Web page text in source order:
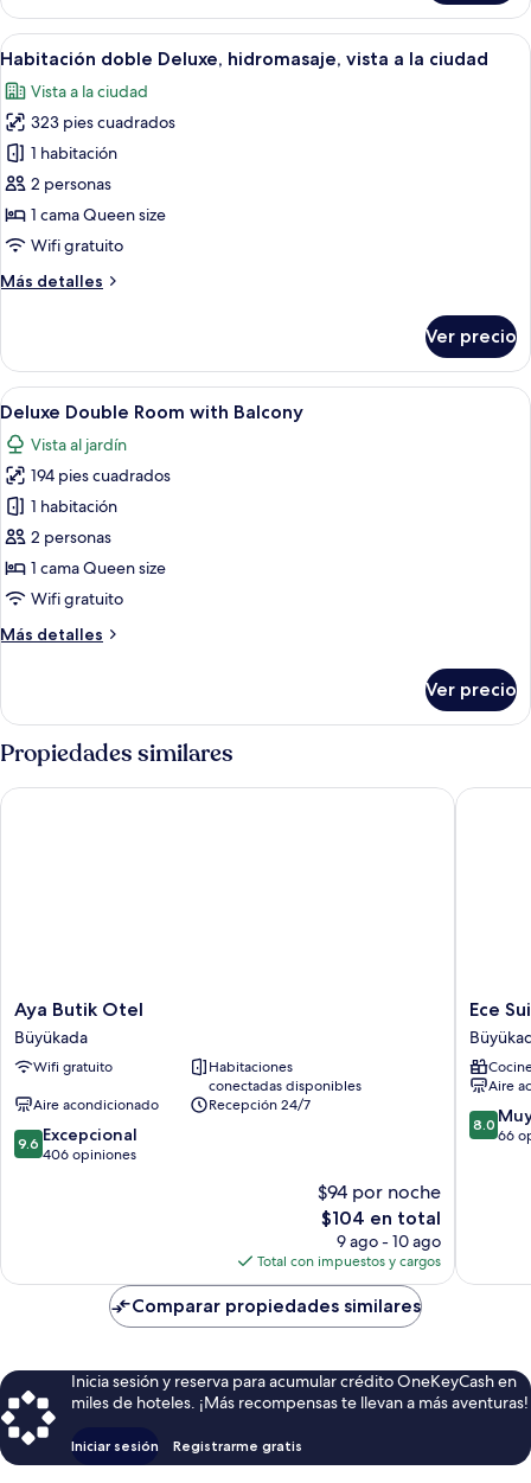
doble
Deluxe,
vista
jardín
Abrir
todas
las
fotos
de
Habitación
doble
Deluxe,
hidromasaje,
vista
ciudad
Habitación de hotel con una cama
10
Habitación doble Deluxe, hidromasaje, vista a la ciudad
Vista a la ciudad
323 pies cuadrados
1 habitación
2 personas
1 cama Queen size
Wifi gratuito
Más detalles
Más
doble
Deluxe,
hidromasaje,
vista
a
la
ciudad
Ver precio
Abrir
todas
las
fotos
de
Deluxe
Double
Room
Balcony
Habitación de hotel con dos camas,
4
Deluxe Double Room with Balcony
Vista al jardín
194 pies cuadrados
1 habitación
2 personas
1 cama Queen size
Wifi gratuito
Más detalles
Más
Double
Room
with
Balcony
Ver precio
Propiedades similares
Aya
Butik
Otel
Büyükada
Aya Butik Otel
Büyükada
Wifi gratuito
Habitaciones
conectadas disponibles
Aire acondicionado
Recepción 24/7
9.6
de
9.6 Excepcional
406 opiniones
$94 por noche
El
precio
actual
es
de
$104
$104 en total
9 ago - 10 ago
Total con impuestos y cargos
Aya Butik Otel
Ece
Suit
Ece
Aire
8.0
de
8.0
66
Ece Suit
Comparar propiedades similares
Inicia sesión y reserva para acumular crédito OneKeyCash en
miles de hoteles. ¡Más recompensas te llevan a más aventuras!
Iniciar sesión Registrarme gratis